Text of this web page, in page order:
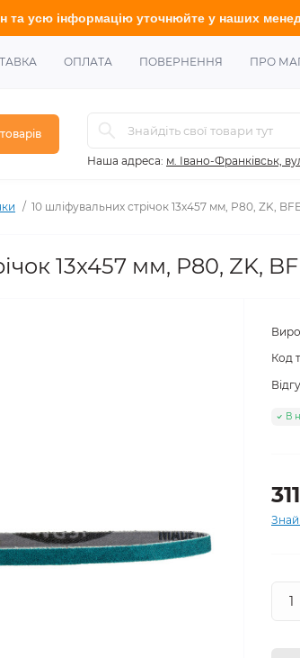
уточнюйтеу наших менеджерів.
ОПЛАТА ПОВЕРНЕННЯ ПРО
Наша адреса: м. Івано-Франківськ,
10 шліфувальних стрічок 13x457 мм, P80, ZK,
13x457 мм, P80, ZK,
Код
В